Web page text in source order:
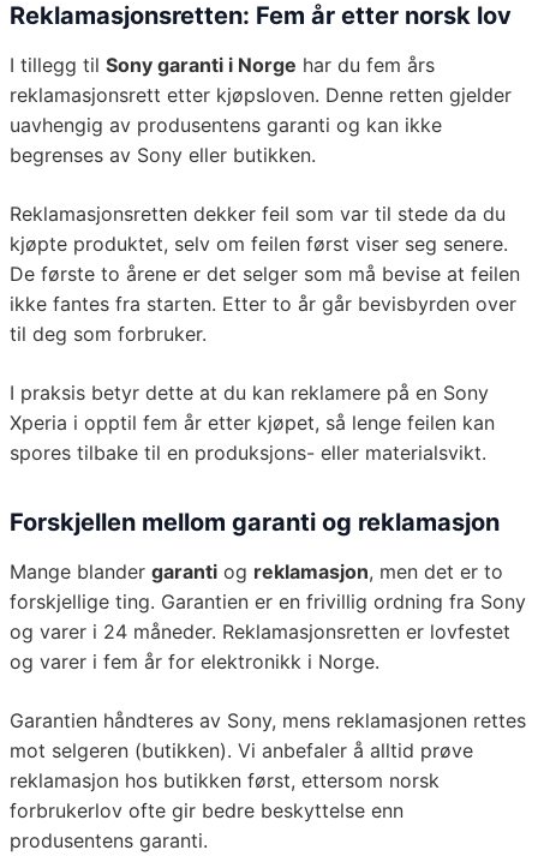
Reklamasjonsretten: Fem år etter norsk lov
I tillegg til Sony garanti i Norge har du fem års
reklamasjonsrett etter kjøpsloven. Denne retten gjelder
uavhengig av produsentens garanti og kan ikke
begrenses av Sony eller butikken.
Reklamasjonsretten dekker feil som var til stede da du
kjøpte produktet, selv om feilen først viser seg senere.
De første to årene er det selger som må bevise at feilen
ikke fantes fra starten. Etter to år går bevisbyrden over
til deg som forbruker.
I praksis betyr dette at du kan reklamere på en Sony
Xperia i opptil fem år etter kjøpet, så lenge feilen kan
spores tilbake til en produksjons- eller materialsvikt.
Forskjellen mellom garanti og reklamasjon
Mange blander garanti og reklamasjon, men det er to
forskjellige ting. Garantien er en frivillig ordning fra Sony
og varer i 24 måneder. Reklamasjonsretten er lovfestet
og varer i fem år for elektronikk i Norge.
Garantien håndteres av Sony, mens reklamasjonen rettes
mot selgeren (butikken). Vi anbefaler å alltid prøve
reklamasjon hos butikken først, ettersom norsk
forbrukerlov ofte gir bedre beskyttelse enn
produsentens garanti.